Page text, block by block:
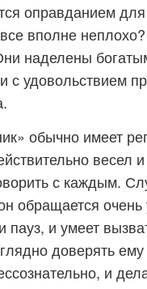
оправданием
вполне
наделены
с удовольствием
обычно имеет
с каждым.
обращается
пауз, и умеет
доверять
и